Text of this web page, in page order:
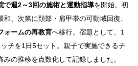
で週2～3回の施術と運動指導を開始。初
、次第に頚部・肩甲帯の可動域回復、
ォームの再教育へ移行。宿題として、1
チを1日5セット。親子で実施できるチ
みの推移を点数化して記録しました。